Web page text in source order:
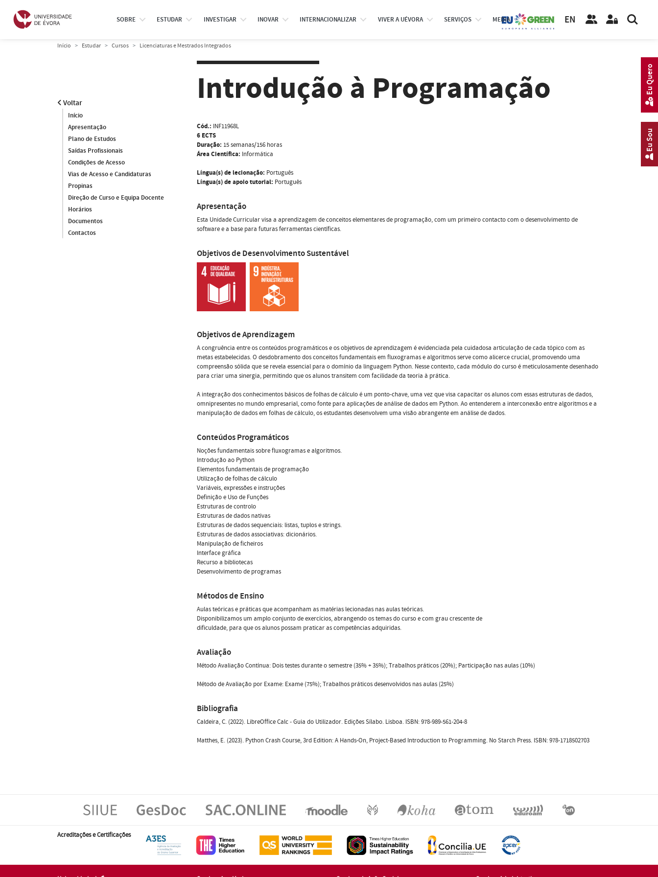
SOBRE ESTUDAR INVESTIGAR INOVAR INTERNACIONALIZAR VIVER A UÉVORA SERVIÇOS MEDIA EN
Início Estudar Cursos Licenciaturas e Mestrados Integrados
Voltar
Início
Apresentação
Plano de Estudos
Saídas Profissionais
Condições de Acesso
Vias de Acesso e Candidaturas
Propinas
Direção de Curso e Equipa Docente
Horários
Documentos
Contactos
Introdução à Programação
Cód.: INF11968L
6 ECTS
Duração: 15 semanas/156 horas
Área Científica: Informática
Língua(s) de lecionação: Português
Língua(s) de apoio tutorial: Português
Apresentação
Esta Unidade Curricular visa a aprendizagem de conceitos elementares de programação, com um primeiro contacto com o desenvolvimento de
software e a base para futuras ferramentas científicas.
Objetivos de Desenvolvimento Sustentável
Objetivos de Aprendizagem
A congruência entre os conteúdos programáticos e os objetivos de aprendizagem é evidenciada pela cuidadosa articulação de cada tópico com as
metas estabelecidas. O desdobramento dos conceitos fundamentais em fluxogramas e algoritmos serve como alicerce crucial, promovendo uma
compreensão sólida que se revela essencial para o domínio da linguagem Python. Nesse contexto, cada módulo do curso é meticulosamente desenhado
para criar uma sinergia, permitindo que os alunos transitem com facilidade da teoria à prática.
A integração dos conhecimentos básicos de folhas de cálculo é um ponto-chave, uma vez que visa capacitar os alunos com essas estruturas de dados,
omnipresentes no mundo empresarial, como fonte para aplicações de análise de dados em Python. Ao entenderem a interconexão entre algoritmos e a
manipulação de dados em folhas de cálculo, os estudantes desenvolvem uma visão abrangente em análise de dados.
Conteúdos Programáticos
Noções fundamentais sobre fluxogramas e algoritmos.
Introdução ao Python
Elementos fundamentais de programação
Utilização de folhas de cálculo
Variáveis, expressões e instruções
Definição e Uso de Funções
Estruturas de controlo
Estruturas de dados nativas
Estruturas de dados sequenciais: listas, tuplos e strings.
Estruturas de dados associativas: dicionários.
Manipulação de ficheiros
Interface gráfica
Recurso a bibliotecas
Desenvolvimento de programas
Métodos de Ensino
Aulas teóricas e práticas que acompanham as matérias lecionadas nas aulas teóricas.
Disponibilizamos um amplo conjunto de exercícios, abrangendo os temas do curso e com grau crescente de
dificuldade, para que os alunos possam praticar as competências adquiridas.
Avaliação
Método Avaliação Contínua: Dois testes durante o semestre (35% + 35%); Trabalhos práticos (20%); Participação nas aulas (10%)
Método de Avaliação por Exame: Exame (75%); Trabalhos práticos desenvolvidos nas aulas (25%)
Bibliografia
Caldeira, C. (2022). LibreOffice Calc - Guia do Utilizador. Edições Sílabo. Lisboa. ISBN: 978-989-561-204-8
Matthes, E. (2023). Python Crash Course, 3rd Edition: A Hands-On, Project-Based Introduction to Programming. No Starch Press. ISBN: 978-1718502703
Acreditações e Certificações
Eu Sou
Eu Quero